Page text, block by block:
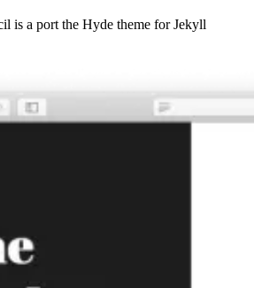
is a port the Hyde theme for Jekyll